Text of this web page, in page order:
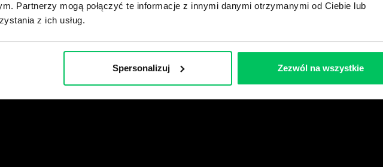
Partnerzy mogą połączyć te informacje z innymi danymi otrzymanymi od Ciebie lub
z ich usług.
Spersonalizuj Zezwól na wszystkie